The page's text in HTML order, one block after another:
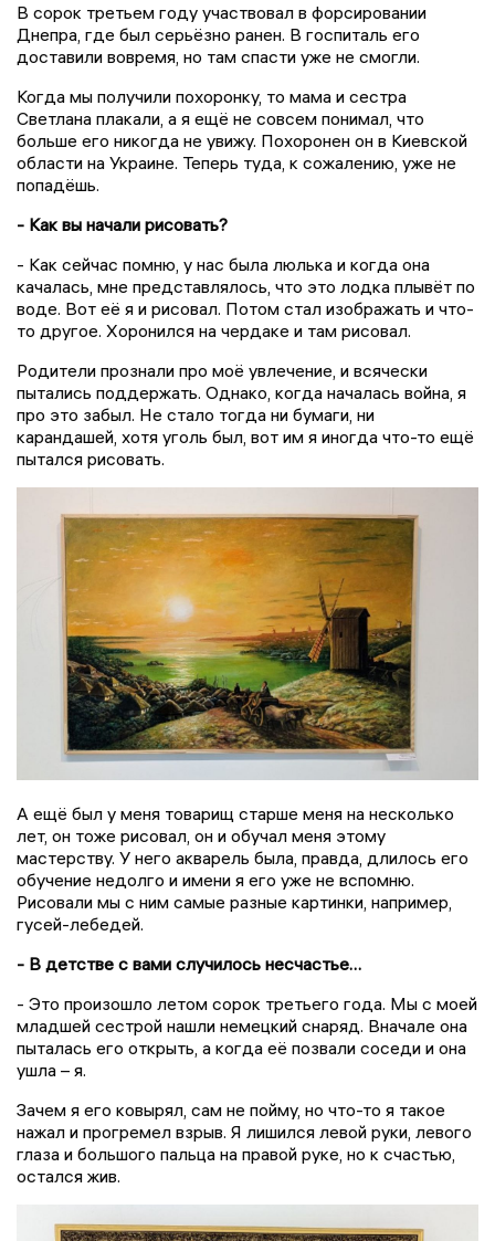
В сорок третьем году участвовал в форсировании
Днепра, где был серьёзно ранен. В госпиталь его
доставили вовремя, но там спасти уже не смогли.
Когда мы получили похоронку, то мама и сестра
Светлана плакали, а я ещё не совсем понимал, что
больше его никогда не увижу. Похоронен он в Киевской
области на Украине. Теперь туда, к сожалению, уже не
попадёшь.
- Как вы начали рисовать?
- Как сейчас помню, у нас была люлька и когда она
качалась, мне представлялось, что это лодка плывёт по
воде. Вот её я и рисовал. Потом стал изображать и что-
то другое. Хоронился на чердаке и там рисовал.
Родители прознали про моё увлечение, и всячески
пытались поддержать. Однако, когда началась война, я
про это забыл. Не стало тогда ни бумаги, ни
карандашей, хотя уголь был, вот им я иногда что-то ещё
пытался рисовать.
А ещё был у меня товарищ старше меня на несколько
лет, он тоже рисовал, он и обучал меня этому
мастерству. У него акварель была, правда, длилось его
обучение недолго и имени я его уже не вспомню.
Рисовали мы с ним самые разные картинки, например,
гусей-лебедей.
- В детстве с вами случилось несчастье…
- Это произошло летом сорок третьего года. Мы с моей
младшей сестрой нашли немецкий снаряд. Вначале она
пыталась его открыть, а когда её позвали соседи и она
ушла – я.
Зачем я его ковырял, сам не пойму, но что-то я такое
нажал и прогремел взрыв. Я лишился левой руки, левого
глаза и большого пальца на правой руке, но к счастью,
остался жив.